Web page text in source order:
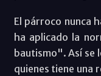
El párroco nunca
ha aplicado la
bautismo". Así se
quienes tiene una